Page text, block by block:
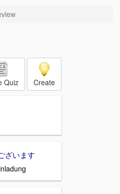
Quiz Create
ざいます